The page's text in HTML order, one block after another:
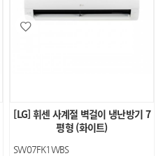
[LG] 휘센 사계절 벽걸이 냉난방기 7
평형 (화이트)
SW07FK1WBS